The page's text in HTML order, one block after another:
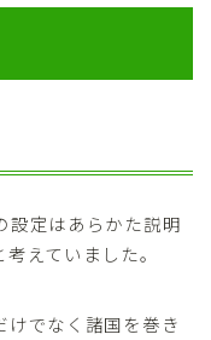
設定はあらかた説明
えていました。
けでなく諸国を巻き